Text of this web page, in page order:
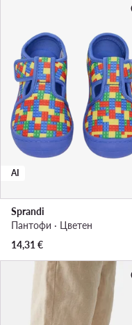
AI
Sprandi
Пантофи · Цветен
14,31€